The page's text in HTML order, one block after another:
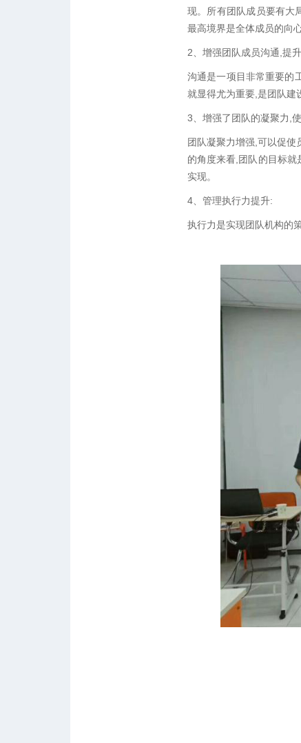
现。所有团队成员要有大
最高境界是全体成员的向
2、增强团队成员沟通,提
沟通是一项目非常重要的
就显得尤为重要,是团队建
3、增强了团队的凝聚力,
团队凝聚力增强,可以促
的角度来看,团队的目标
实现。
4、管理执行力提升:
执行力是实现团队机构的